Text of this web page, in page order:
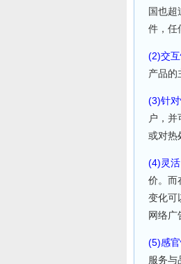
国也
件，任
(2)交互
产品的
(3)针对
户，
或对热
(4)灵活
价。而
变化可
网络广
(5)感官
服务与